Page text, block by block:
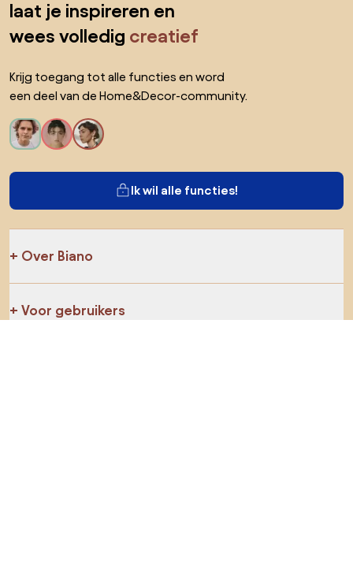
laat je inspireren en
wees volledig creatief
Krijg toegang tot alle functies en word
een deel van de Home&Decor-community.
Ik wil alle functies!
Over Biano
Voor gebruikers